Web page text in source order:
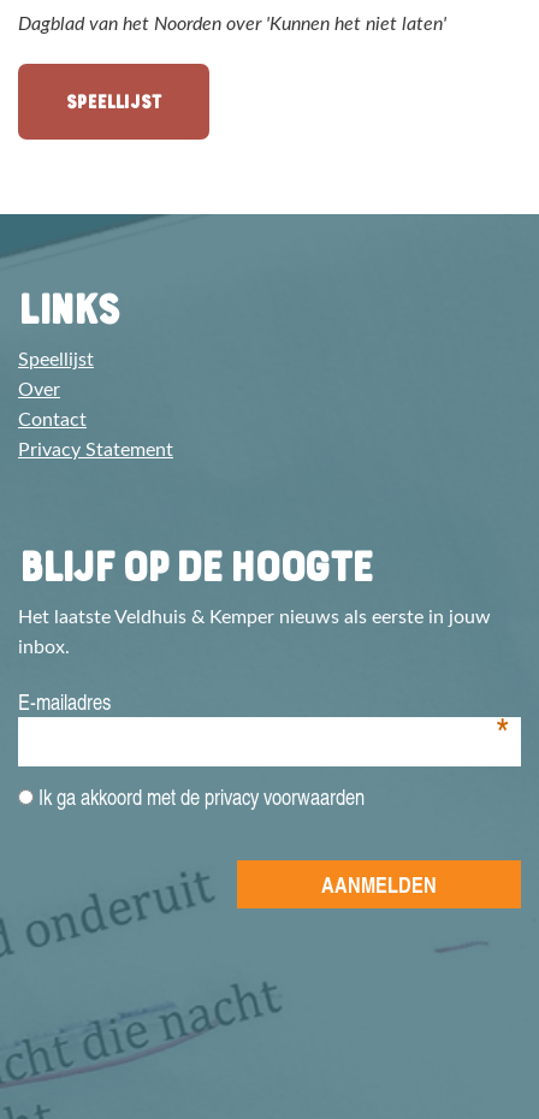
Dagblad van het Noorden over 'Kunnen het niet laten'
SPEELLIJST
LINKS
Speellijst
Over
Contact
Privacy Statement
BLIJF OP DE HOOGTE
Het laatste Veldhuis & Kemper nieuws als eerste in jouw
inbox.
E-mailadres
*
Ik ga akkoord met de privacy voorwaarden